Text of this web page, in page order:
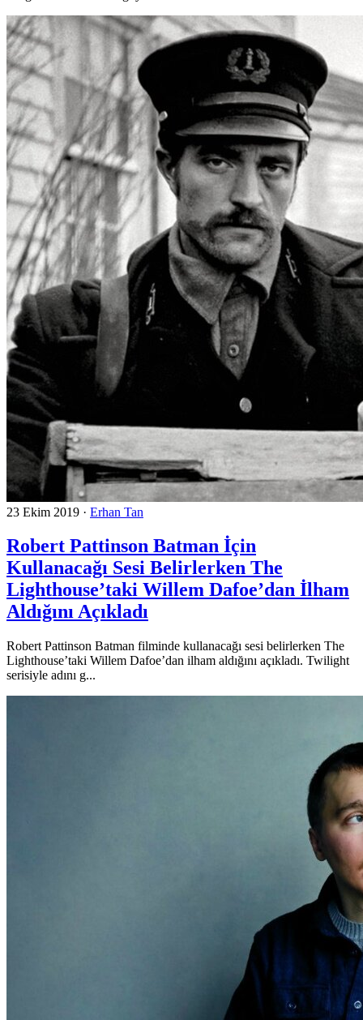
23 Ekim 2019 · Erhan Tan
Robert Pattinson Batman İçin
Kullanacağı Sesi Belirlerken The
Lighthouse’taki Willem Dafoe’dan İlham
Aldığını Açıkladı
Robert Pattinson Batman filminde kullanacağı sesi belirlerken The
Lighthouse’taki Willem Dafoe’dan ilham aldığını açıkladı. Twilight
serisiyle adını g...